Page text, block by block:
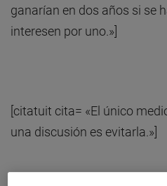
ganarían en dos años si se
interesen por uno.»]
[citatuit cita= «El único
una discusión es evitarla.»]